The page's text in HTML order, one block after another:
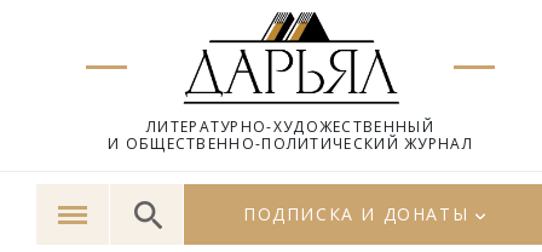
ЛИТЕРАТУРНО-ХУДОЖЕСТВЕННЫЙ
И ОБЩЕСТВЕННО-ПОЛИТИЧЕСКИЙ ЖУРНАЛ
ПОДПИСКА И ДОНАТЫ